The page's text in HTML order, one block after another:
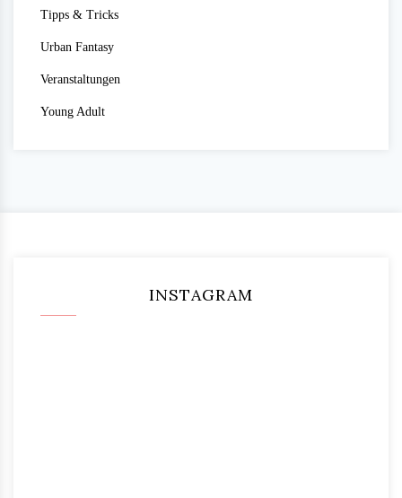
Tipps & Tricks
Urban Fantasy
Veranstaltungen
Young Adult
INSTAGRAM